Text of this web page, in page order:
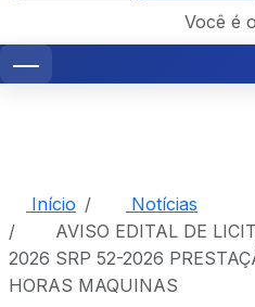
Você é
Início
Notícias
AVISO EDITAL DE
2026 SRP 52-2026
HORAS MAQUINAS